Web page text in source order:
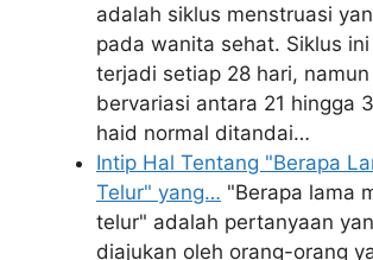
adalah siklus menstruasi
pada wanita sehat. Siklus
terjadi setiap 28 hari,
bervariasi antara 21 hingga
haid normal ditandai…
Intip Hal Tentang "Berapa
Telur" yang… "Berapa lama
telur" adalah pertanyaan
diajukan oleh orang-orang